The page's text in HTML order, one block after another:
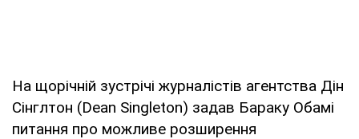
На щорічній зустрічі журналістів агентства Дін
Сінглтон (Dean Singleton) задав Бараку Обамі
питання про можливе розширення